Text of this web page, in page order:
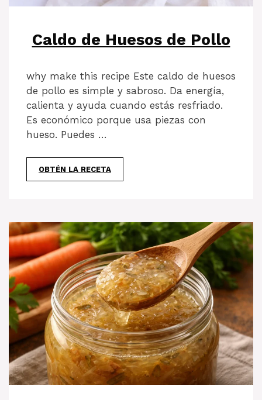
Caldo de Huesos de Pollo
why make this recipe Este caldo de huesos
de pollo es simple y sabroso. Da energía,
calienta y ayuda cuando estás resfriado.
Es económico porque usa piezas con
hueso. Puedes …
OBTÉN LA RECETA